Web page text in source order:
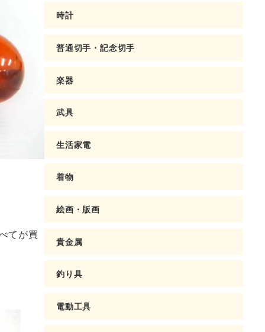
てが買
時計
普通切手・記念切手
楽器
武具
生活家電
着物
絵画・版画
貴金属
釣り具
電動工具